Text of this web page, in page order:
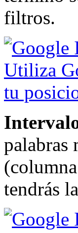
filtros.
palabras
tendrás